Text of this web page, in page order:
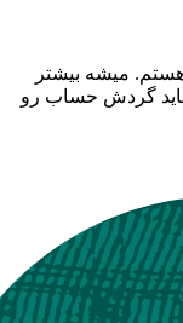
بیشتر
حساب رو